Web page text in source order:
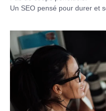
Un SEO pensé pour durer et